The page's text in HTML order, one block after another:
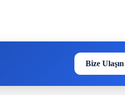
Bize Ulaşın